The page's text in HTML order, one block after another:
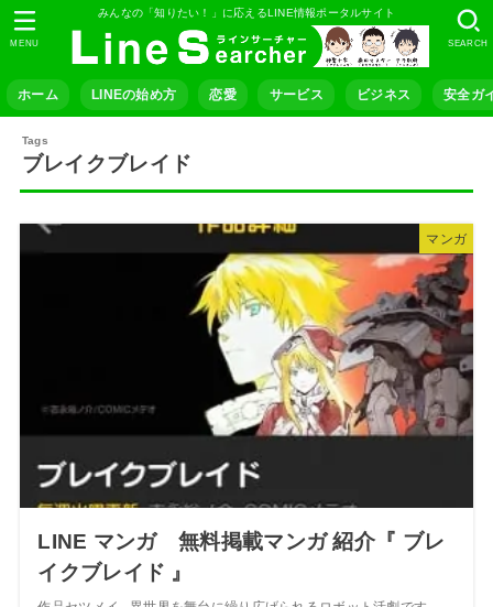
みんなの「知りたい！」に応えるLINE情報ポータルサイト
ホーム LINEの始め方 恋愛 サービス ビジネス 安全ガ
SEARCH
MENU
ブレイクブレイド
マンガ
LINE マンガ 無料掲載マンガ 紹介『 ブレ
イクブレイド 』